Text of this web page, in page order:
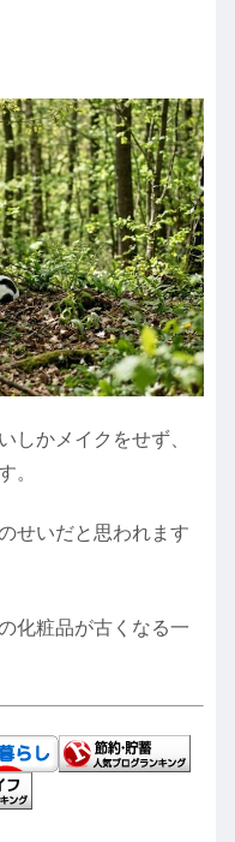
しかメイクをせず、
。
せいだと思われます
化粧品が古くなる一